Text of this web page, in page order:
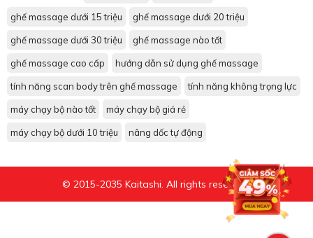
ghế massage dưới 15 triệu ghế massage dưới 20 triệu
ghế massage dưới 30 triệu ghế massage nào tốt
ghế massage cao cấp hướng dẫn sử dụng ghế massage
tính năng scan body trên ghế massage tính năng không trọng lực
máy chạy bộ nào tốt máy chạy bộ giá rẻ
máy chạy bộ dưới 10 triệu nâng dốc tự động
© 2015-2035 Kaitashi. All rights reserved.